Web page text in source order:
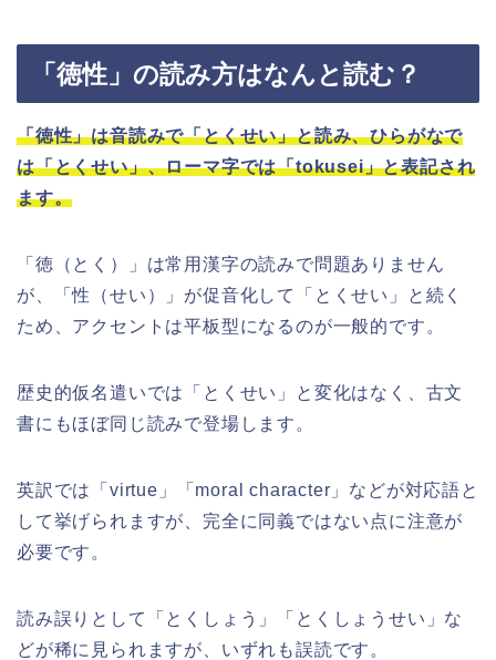
「徳性」の読み方はなんと読む？
「徳性」は音読みで「とくせい」と読み、ひらがなで
は「とくせい」、ローマ字では「tokusei」と表記され
ます。
「徳（とく）」は常用漢字の読みで問題ありません
が、「性（せい）」が促音化して「とくせい」と続く
ため、アクセントは平板型になるのが一般的です。
歴史的仮名遣いでは「とくせい」と変化はなく、古文
書にもほぼ同じ読みで登場します。
英訳では「virtue」「moral character」などが対応語と
して挙げられますが、完全に同義ではない点に注意が
必要です。
読み誤りとして「とくしょう」「とくしょうせい」な
どが稀に見られますが、いずれも誤読です。